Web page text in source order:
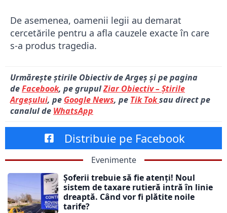
De asemenea, oamenii legii au demarat
cercetările pentru a afla cauzele exacte în care
s-a produs tragedia.
Urmărește știrile Obiectiv de Argeș și pe pagina
deFacebook, pe grupulZiar Obiectiv – Știrile
Argeșului, pe Google News, pe Tik Toksau direct pe
canalul de WhatsApp
Distribuie pe Facebook
Evenimente
Șoferii trebuie să fie atenți! Noul
sistem de taxare rutieră intră în linie
dreaptă. Când vor fi plătite noile
tarife?